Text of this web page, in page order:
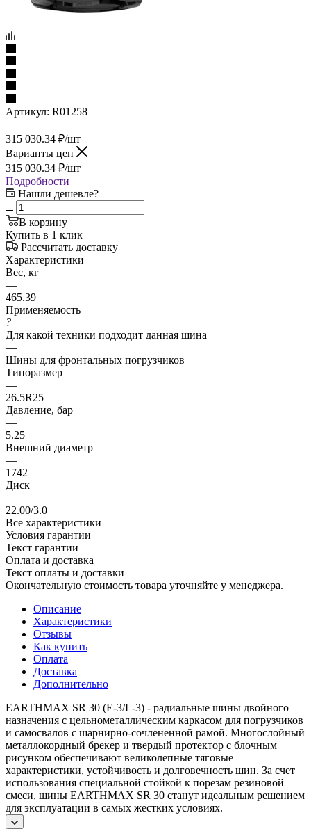
Артикул: R01258
315 030.34 ₽/шт
Варианты цен
315 030.34 ₽/шт
Подробности
Нашли дешевле?
В корзину
Купить в 1 клик
Рассчитать доставку
Характеристики
Вес, кг
—
465.39
Применяемость
?
Для какой техники подходит данная шина
—
Шины для фронтальных погрузчиков
Типоразмер
—
26.5R25
Давление, бар
—
5.25
Внешний диаметр
—
1742
Диск
—
22.00/3.0
Все характеристики
Условия гарантии
Текст гарантии
Оплата и доставка
Текст оплаты и доставки
Окончательную стоимость товара уточняйте у менеджера.
Описание
Характеристики
Отзывы
Как купить
Оплата
Доставка
Дополнительно
EARTHMAX SR 30 (E-3/L-3) - радиальные шины двойного
назначения с цельнометаллическим каркасом для погрузчиков
и самосвалов с шарнирно-сочлененной рамой. Многослойный
металлокордный брекер и твердый протектор с блочным
рисунком обеспечивают великолепные тяговые
характеристики, устойчивость и долговечность шин. За счет
использования специальной стойкой к порезам резиновой
смеси, шины EARTHMAX SR 30 станут идеальным решением
для эксплуатации в самых жестких условиях.